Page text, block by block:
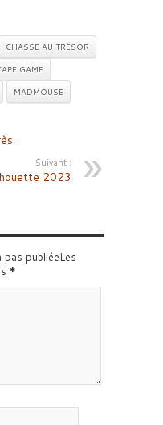
CHASSE AU TRÉSOR
GAME
MADMOUSE
Suivant :
2023
publiéeLes
*